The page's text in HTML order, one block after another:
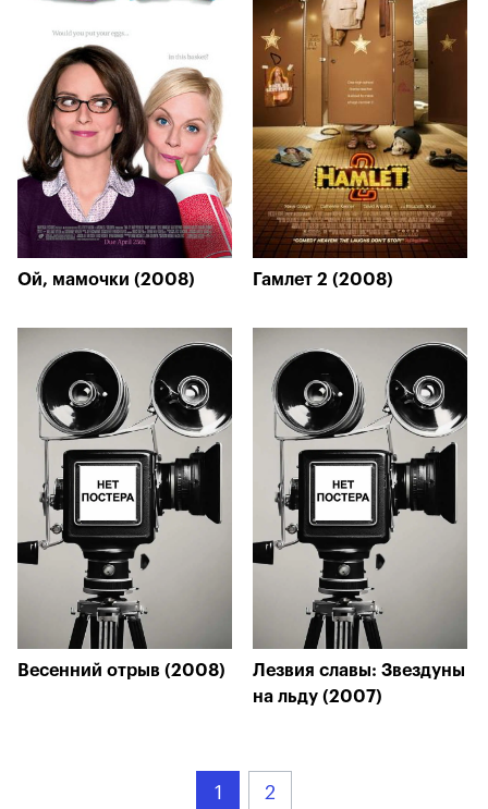
Ой, мамочки (2008) Гамлет 2 (2008)
Весенний отрыв (2008)
Лезвия славы: Звездуны
на льду (2007)
1 2